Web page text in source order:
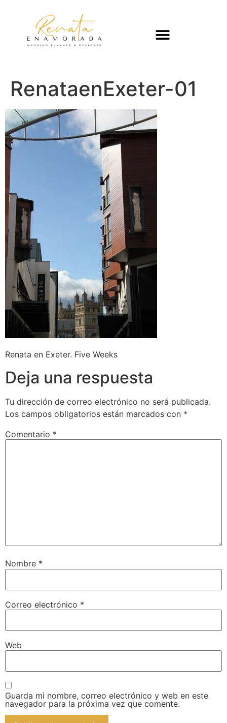
RenataenExeter-01
Renata en Exeter. Five Weeks
Deja una respuesta
Tu dirección de correo electrónico no será publicada.
Los campos obligatorios están marcados con *
Comentario *
Nombre *
Correo electrónico *
Web
Guarda mi nombre, correo electrónico y web en este
navegador para la próxima vez que comente.